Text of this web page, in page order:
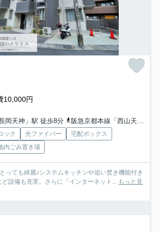
10,000円
岡天神」駅 徒歩8分
阪急京都本線「西山天王山」駅 徒歩15分
ック 光ファイバー
宅配ボックス
内ごみ置き場
っても綺麗♪システムキッチンや追い焚き機能付き
設備も充実。さらに「インターネット... もっと見